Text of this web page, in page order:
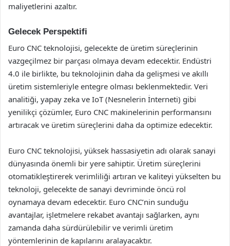
maliyetlerini azaltır.
Gelecek Perspektifi
Euro CNC teknolojisi, gelecekte de üretim süreçlerinin
vazgeçilmez bir parçası olmaya devam edecektir. Endüstri
4.0 ile birlikte, bu teknolojinin daha da gelişmesi ve akıllı
üretim sistemleriyle entegre olması beklenmektedir. Veri
analitiği, yapay zeka ve IoT (Nesnelerin İnterneti) gibi
yenilikçi çözümler, Euro CNC makinelerinin performansını
artıracak ve üretim süreçlerini daha da optimize edecektir.
Euro CNC teknolojisi, yüksek hassasiyetin adı olarak sanayi
dünyasında önemli bir yere sahiptir. Üretim süreçlerini
otomatikleştirerek verimliliği artıran ve kaliteyi yükselten bu
teknoloji, gelecekte de sanayi devriminde öncü rol
oynamaya devam edecektir. Euro CNC’nin sunduğu
avantajlar, işletmelere rekabet avantajı sağlarken, aynı
zamanda daha sürdürülebilir ve verimli üretim
yöntemlerinin de kapılarını aralayacaktır.